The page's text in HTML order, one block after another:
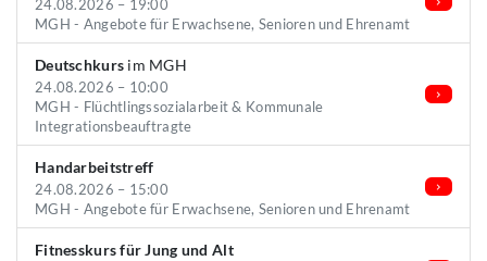
24.08.2026 – 19:00
MGH - Angebote für Erwachsene, Senioren und Ehrenamt
Deutschkurs im MGH
24.08.2026 – 10:00
MGH - Flüchtlingssozialarbeit & Kommunale
Integrationsbeauftragte
Handarbeitstreff
24.08.2026 – 15:00
MGH - Angebote für Erwachsene, Senioren und Ehrenamt
Fitnesskurs für Jung und Alt